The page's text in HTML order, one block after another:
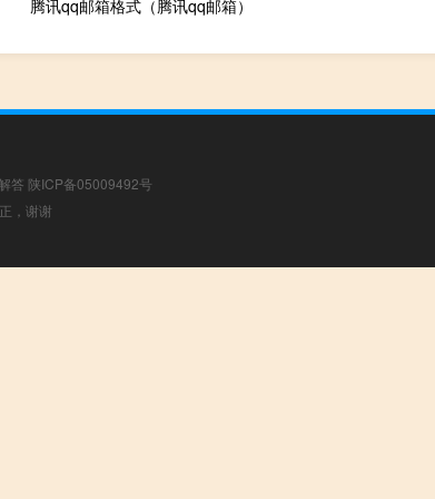
腾讯qq邮箱格式（腾讯qq邮箱）
答 陕ICP备05009492号
，谢谢